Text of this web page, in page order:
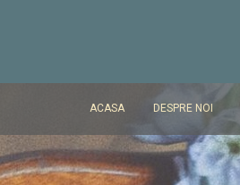
ACASA DESPRE NOI